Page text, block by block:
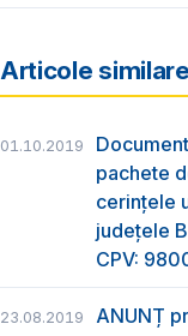
Articole similare
01.10.2019
pachete
cerințele
județele
CPV:
23.08.2019
ANUNȚ